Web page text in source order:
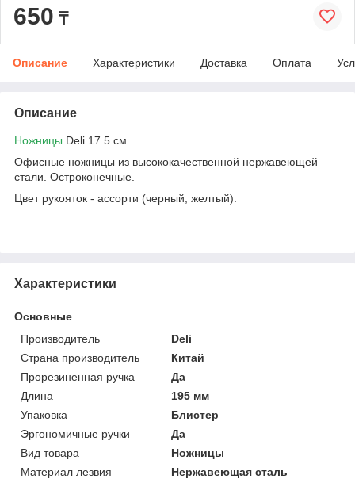
650 ₸
Описание Характеристики Доставка Оплата
Описание
Ножницы Deli 17.5 см
Офисные ножницы из высококачественной нержавеющей
стали. Остроконечные.
Цвет рукояток - ассорти (черный, желтый).
Характеристики
Основные
Производитель
Deli
Страна производитель
Китай
Прорезиненная ручка
Да
Длина
195 мм
Упаковка
Блистер
Эргономичные ручки
Да
Вид товара
Ножницы
Материал лезвия
Нержавеющая сталь